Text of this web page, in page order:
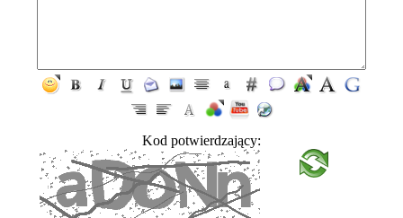
Kod potwierdzający: